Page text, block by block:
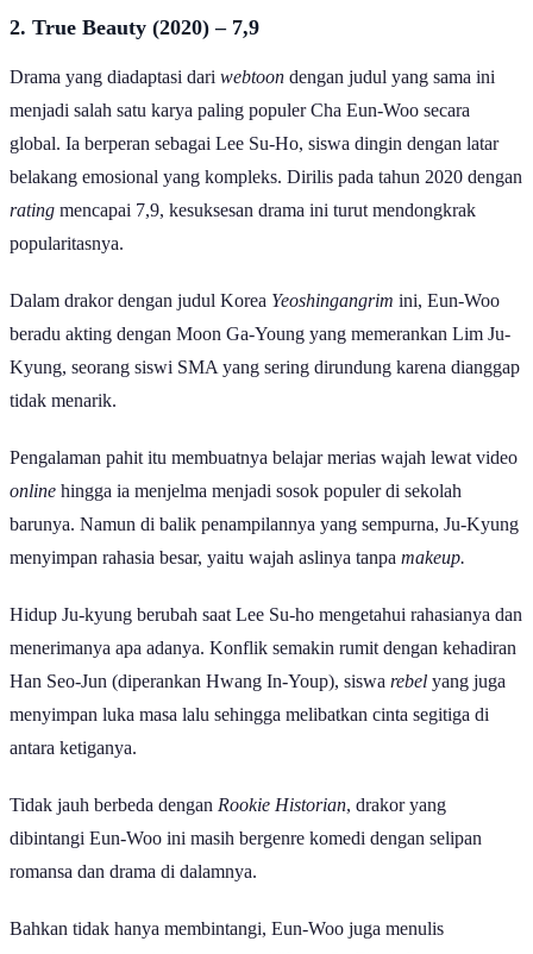
2. True Beauty (2020) – 7,9
Drama yang diadaptasi dari webtoon dengan judul yang sama ini
menjadi salah satu karya paling populer Cha Eun-Woo secara
global. Ia berperan sebagai Lee Su-Ho, siswa dingin dengan latar
belakang emosional yang kompleks. Dirilis pada tahun 2020 dengan
rating mencapai 7,9, kesuksesan drama ini turut mendongkrak
popularitasnya.
Dalam drakor dengan judul Korea Yeoshingangrim ini, Eun-Woo
beradu akting dengan Moon Ga-Young yang memerankan Lim Ju-
Kyung, seorang siswi SMA yang sering dirundung karena dianggap
tidak menarik.
Pengalaman pahit itu membuatnya belajar merias wajah lewat video
online hingga ia menjelma menjadi sosok populer di sekolah
barunya. Namun di balik penampilannya yang sempurna, Ju-Kyung
menyimpan rahasia besar, yaitu wajah aslinya tanpa makeup.
Hidup Ju-kyung berubah saat Lee Su-ho mengetahui rahasianya dan
menerimanya apa adanya. Konflik semakin rumit dengan kehadiran
Han Seo-Jun (diperankan Hwang In-Youp), siswa rebel yang juga
menyimpan luka masa lalu sehingga melibatkan cinta segitiga di
antara ketiganya.
Tidak jauh berbeda dengan Rookie Historian, drakor yang
dibintangi Eun-Woo ini masih bergenre komedi dengan selipan
romansa dan drama di dalamnya.
Bahkan tidak hanya membintangi, Eun-Woo juga menulis